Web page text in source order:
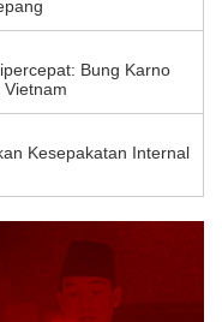
Bung Karno
Kesepakatan Internal